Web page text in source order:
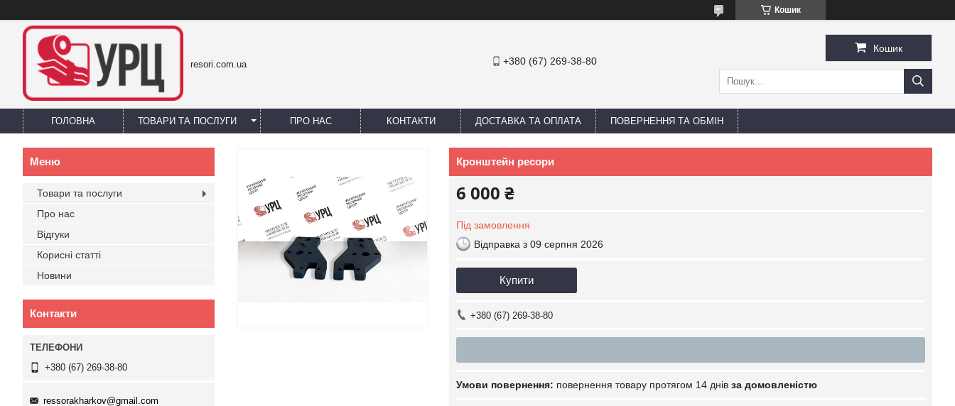
Кошик
resori.com.ua +380 (67) 269-38-80
Кошик
ГОЛОВНА ТОВАРИ ТА ПОСЛУГИ ПРО НАС КОНТАКТИ ДОСТАВКА ТА ОПЛАТА ПОВЕРНЕННЯ ТА ОБМІН
Кронштейн ресори
6 000 ₴
Під замовлення
Відправка з 09 серпня 2026
Купити
+380 (67) 269-38-80
повернення товару протягом 14 днів за домовленістю
Товари та послуги
Про нас
Відгуки
Корисні статті
Новини
Контакти
+380 (67) 269-38-80
ressorakharkov@gmail.com